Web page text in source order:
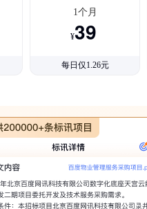
1个月
¥39
每日仅1.26元